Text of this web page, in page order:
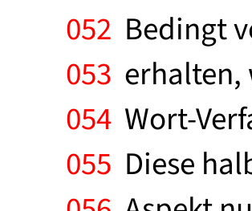
052 Bedingt
053 erhalten,
054 Wort-
055 Diese